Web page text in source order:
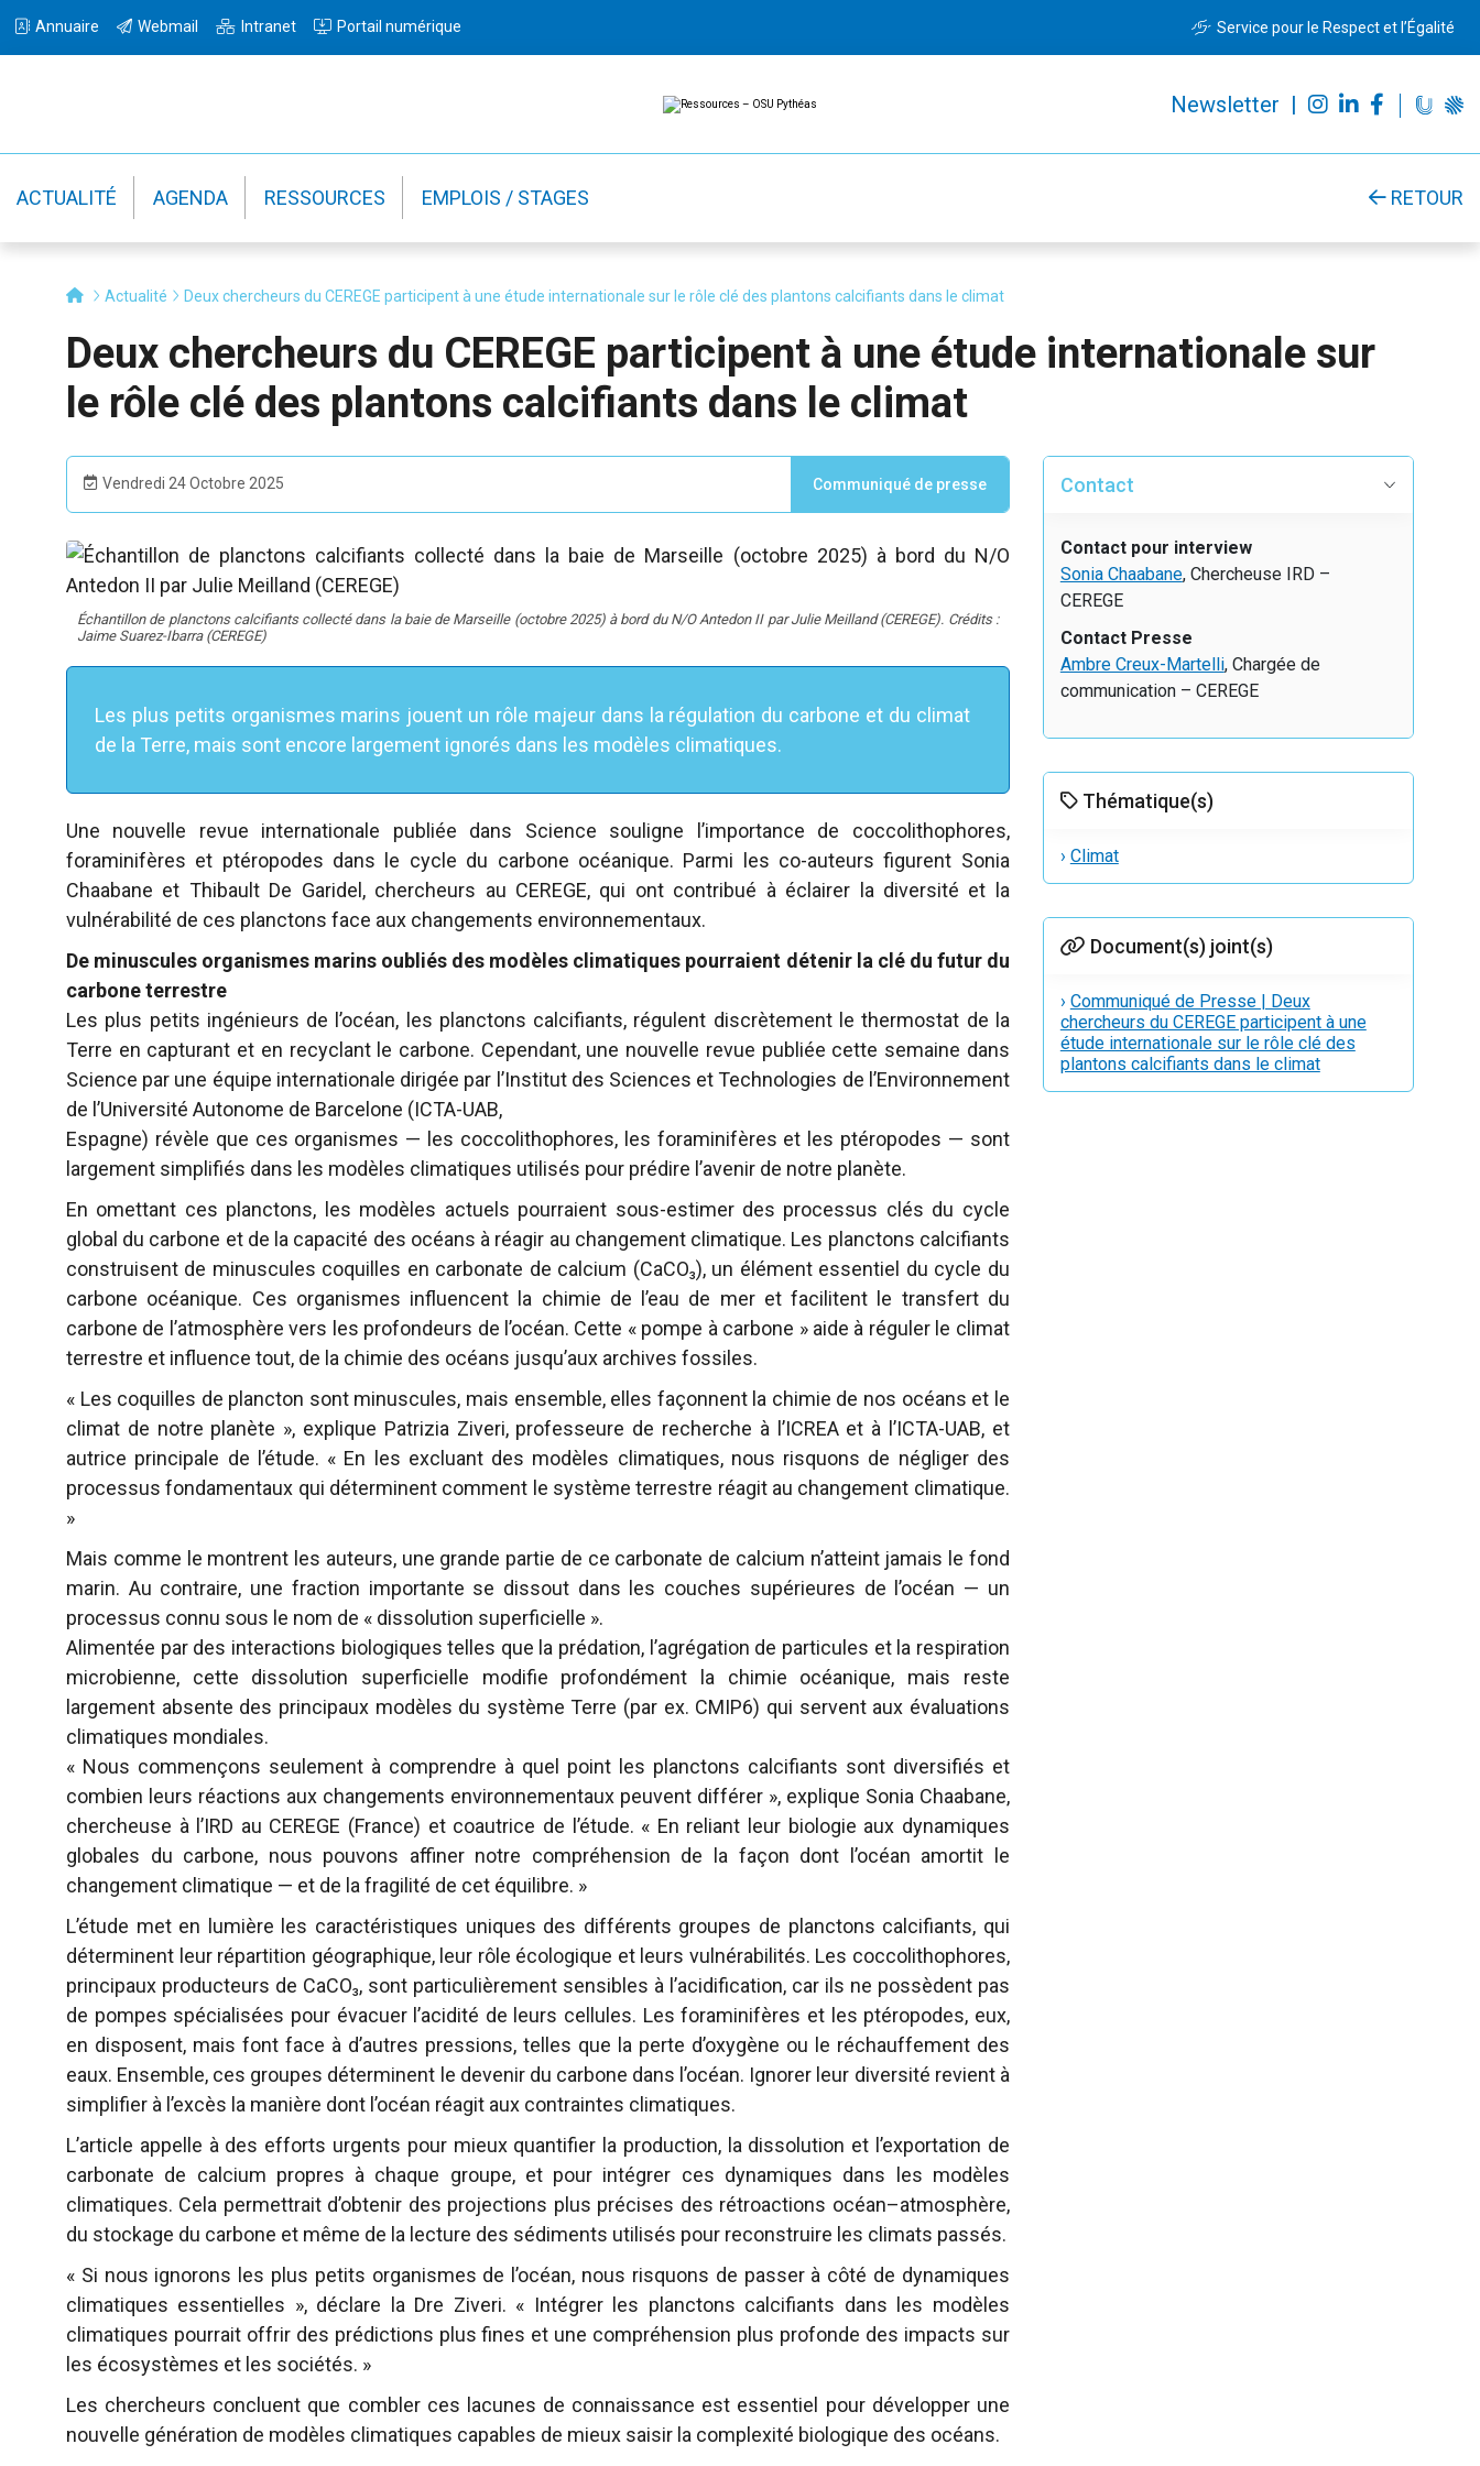
à
navigation
au
principal
Annuaire Webmail Intranet Portail numérique Service pour le Respect et l’Égalité
Newsletter |
Ressources
OSU
Ressources
ACTUALITÉ AGENDA RESSOURCES EMPLOIS / STAGES RETOUR
Actualité Deux chercheurs du CEREGE participent à une étude internationale sur le rôle clé des plantons calcifiants dans le climat
Deux chercheurs du CEREGE participent à une étude internationale sur
le rôle clé des plantons calcifiants dans le climat
Vendredi 24 Octobre 2025 Communiqué de presse
Échantillon de planctons calcifiants collecté dans la baie de Marseille (octobre 2025) à bord du N/O Antedon II par Julie Meilland (CEREGE). Crédits :
Jaime Suarez-Ibarra (CEREGE)
Les plus petits organismes marins jouent un rôle majeur dans la régulation du carbone et du climat
de la Terre, mais sont encore largement ignorés dans les modèles climatiques.
Une nouvelle revue internationale publiée dans Science souligne l’importance de coccolithophores,
foraminifères et ptéropodes dans le cycle du carbone océanique. Parmi les co-auteurs figurent Sonia
Chaabane et Thibault De Garidel, chercheurs au CEREGE, qui ont contribué à éclairer la diversité et la
vulnérabilité de ces planctons face aux changements environnementaux.
De minuscules organismes marins oubliés des modèles climatiques pourraient détenir la clé du futur du
carbone terrestre
Les plus petits ingénieurs de l’océan, les planctons calcifiants, régulent discrètement le thermostat de la
Terre en capturant et en recyclant le carbone. Cependant, une nouvelle revue publiée cette semaine dans
Science par une équipe internationale dirigée par l’Institut des Sciences et Technologies de l’Environnement
de l’Université Autonome de Barcelone (ICTA-UAB,
Espagne) révèle que ces organismes — les coccolithophores, les foraminifères et les ptéropodes — sont
largement simplifiés dans les modèles climatiques utilisés pour prédire l’avenir de notre planète.
En omettant ces planctons, les modèles actuels pourraient sous-estimer des processus clés du cycle
global du carbone et de la capacité des océans à réagir au changement climatique. Les planctons calcifiants
construisent de minuscules coquilles en carbonate de calcium (CaCO₃), un élément essentiel du cycle du
carbone océanique. Ces organismes influencent la chimie de l’eau de mer et facilitent le transfert du
carbone de l’atmosphère vers les profondeurs de l’océan. Cette « pompe à carbone » aide à réguler le climat
terrestre et influence tout, de la chimie des océans jusqu’aux archives fossiles.
« Les coquilles de plancton sont minuscules, mais ensemble, elles façonnent la chimie de nos océans et le
climat de notre planète », explique Patrizia Ziveri, professeure de recherche à l’ICREA et à l’ICTA-UAB, et
autrice principale de l’étude. « En les excluant des modèles climatiques, nous risquons de négliger des
processus fondamentaux qui déterminent comment le système terrestre réagit au changement climatique.
»
Mais comme le montrent les auteurs, une grande partie de ce carbonate de calcium n’atteint jamais le fond
marin. Au contraire, une fraction importante se dissout dans les couches supérieures de l’océan — un
processus connu sous le nom de « dissolution superficielle ».
Alimentée par des interactions biologiques telles que la prédation, l’agrégation de particules et la respiration
microbienne, cette dissolution superficielle modifie profondément la chimie océanique, mais reste
largement absente des principaux modèles du système Terre (par ex. CMIP6) qui servent aux évaluations
climatiques mondiales.
« Nous commençons seulement à comprendre à quel point les planctons calcifiants sont diversifiés et
combien leurs réactions aux changements environnementaux peuvent différer », explique Sonia Chaabane,
chercheuse à l’IRD au CEREGE (France) et coautrice de l’étude. « En reliant leur biologie aux dynamiques
globales du carbone, nous pouvons affiner notre compréhension de la façon dont l’océan amortit le
changement climatique — et de la fragilité de cet équilibre. »
L’étude met en lumière les caractéristiques uniques des différents groupes de planctons calcifiants, qui
déterminent leur répartition géographique, leur rôle écologique et leurs vulnérabilités. Les coccolithophores,
principaux producteurs de CaCO₃, sont particulièrement sensibles à l’acidification, car ils ne possèdent pas
de pompes spécialisées pour évacuer l’acidité de leurs cellules. Les foraminifères et les ptéropodes, eux,
en disposent, mais font face à d’autres pressions, telles que la perte d’oxygène ou le réchauffement des
eaux. Ensemble, ces groupes déterminent le devenir du carbone dans l’océan. Ignorer leur diversité revient à
simplifier à l’excès la manière dont l’océan réagit aux contraintes climatiques.
L’article appelle à des efforts urgents pour mieux quantifier la production, la dissolution et l’exportation de
carbonate de calcium propres à chaque groupe, et pour intégrer ces dynamiques dans les modèles
climatiques. Cela permettrait d’obtenir des projections plus précises des rétroactions océan–atmosphère,
du stockage du carbone et même de la lecture des sédiments utilisés pour reconstruire les climats passés.
« Si nous ignorons les plus petits organismes de l’océan, nous risquons de passer à côté de dynamiques
climatiques essentielles », déclare la Dre Ziveri. « Intégrer les planctons calcifiants dans les modèles
climatiques pourrait offrir des prédictions plus fines et une compréhension plus profonde des impacts sur
les écosystèmes et les sociétés. »
Les chercheurs concluent que combler ces lacunes de connaissance est essentiel pour développer une
nouvelle génération de modèles climatiques capables de mieux saisir la complexité biologique des océans.
Contact
Contact pour interview
Sonia Chaabane, Chercheuse IRD –
CEREGE
Contact Presse
Ambre Creux-Martelli, Chargée de
communication – CEREGE
Thématique(s)
› Climat
Document(s) joint(s)
› Communiqué de Presse | Deux
chercheurs du CEREGE participent à une
étude internationale sur le rôle clé des
plantons calcifiants dans le climat